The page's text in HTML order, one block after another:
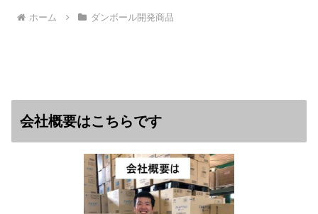
ホーム ダンボール開発商品
会社概要はこちらです